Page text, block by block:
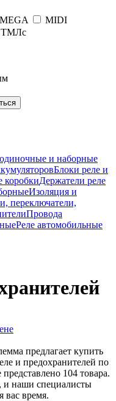
MEGA
MIDI
ТМЛс
и наборные
Блоки реле и
коробкиДержатели реле
Изоляция и
переключатели,
Провода
Реле автомобильные
предлагает купить
и предохранителей по
104 товара.
и наши специалисты
вас время.